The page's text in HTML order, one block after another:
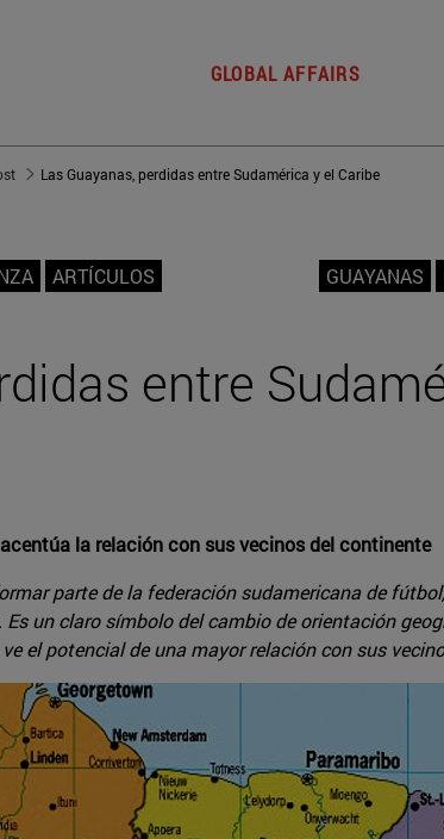
GLOBAL AFFAIRS
Las Guayanas, perdidas entre Sudamérica y el Caribe
ARTÍCULOS
GUAYANAS
entre
la relación con sus vecinos del continente
parte de la federación sudamericana de
Es un claro símbolo del cambio de orientación
el potencial de una mayor relación con sus